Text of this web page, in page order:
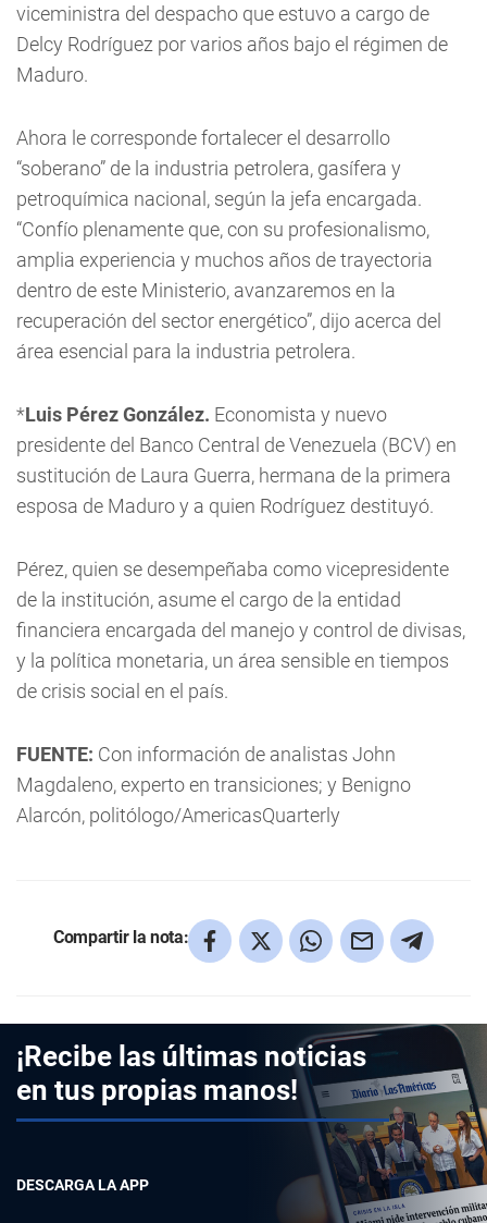
viceministra del despacho que estuvo a cargo de
Delcy Rodríguez por varios años bajo el régimen de
Maduro.
Ahora le corresponde fortalecer el desarrollo
“soberano” de la industria petrolera, gasífera y
petroquímica nacional, según la jefa encargada.
“Confío plenamente que, con su profesionalismo,
amplia experiencia y muchos años de trayectoria
dentro de este Ministerio, avanzaremos en la
recuperación del sector energético”, dijo acerca del
área esencial para la industria petrolera.
*Luis Pérez González. Economista y nuevo
presidente del Banco Central de Venezuela (BCV) en
sustitución de Laura Guerra, hermana de la primera
esposa de Maduro y a quien Rodríguez destituyó.
Pérez, quien se desempeñaba como vicepresidente
de la institución, asume el cargo de la entidad
financiera encargada del manejo y control de divisas,
y la política monetaria, un área sensible en tiempos
de crisis social en el país.
FUENTE: Con información de analistas John
Magdaleno, experto en transiciones; y Benigno
Alarcón, politólogo/AmericasQuarterly
Compartir la nota:
¡Recibe las últimas noticias
en tus propias manos!
DESCARGA LA APP